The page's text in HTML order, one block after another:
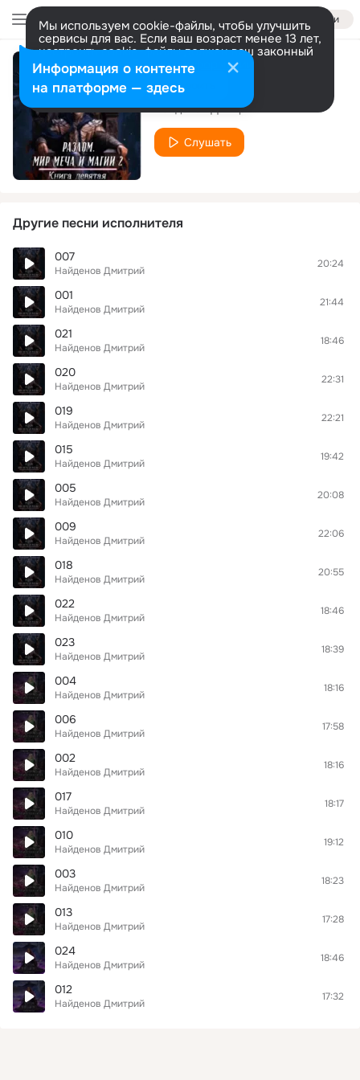
Войти
Мы используем cookie-файлы, чтобы улучшить
сервисы для вас. Если ваш возраст менее 13 лет,
настроить cookie-файлы должен ваш законный
представитель. Больше информации
Разрешить все Настроить
016
Найденов Дмитрий
Слушать
Другие песни исполнителя
007
Найденов Дмитрий
20:24
001
Найденов Дмитрий
21:44
021
Найденов Дмитрий
18:46
020
Найденов Дмитрий
22:31
019
Найденов Дмитрий
22:21
015
Найденов Дмитрий
19:42
005
Найденов Дмитрий
20:08
009
Найденов Дмитрий
22:06
018
Найденов Дмитрий
20:55
022
Найденов Дмитрий
18:46
023
Найденов Дмитрий
18:39
004
Найденов Дмитрий
18:16
006
Найденов Дмитрий
17:58
002
Найденов Дмитрий
18:16
017
Найденов Дмитрий
18:17
010
Найденов Дмитрий
19:12
003
Найденов Дмитрий
18:23
013
Найденов Дмитрий
17:28
024
Найденов Дмитрий
18:46
012
Найденов Дмитрий
17:32
Информация о контенте
на платформе — здесь